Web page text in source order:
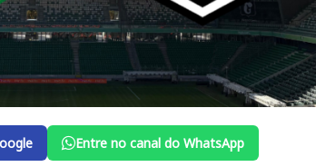
Entre no canal do WhatsApp